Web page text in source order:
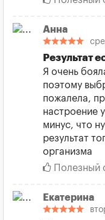
Анна
Результат
Я очень
поэтому
пожалела,
настроение
минус, что
результат
организма
Полезный
Екатерина